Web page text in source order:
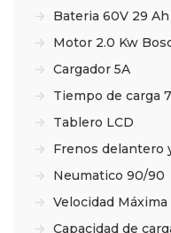
Bateria 60V 29
Motor 2.0 Kw
Cargador 5A
Tiempo de carga
Tablero LCD
Frenos delantero
Neumatico 90/90
Velocidad
Capacidad de